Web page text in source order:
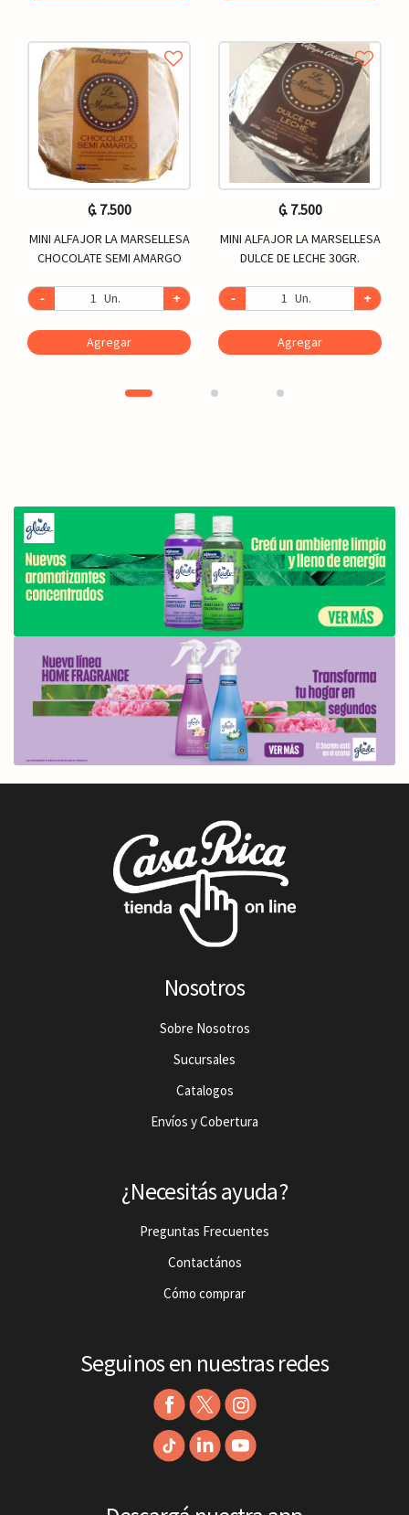
₲. 7.500
MINI ALFAJOR LA MARSELLESA
CHOCOLATE SEMI AMARGO
- Un. +
Agregar
₲. 7.500
MINI ALFAJOR LA MARSELLESA
DULCE DE LECHE 30GR.
- Un. +
Agregar
Nosotros
Sobre Nosotros
Sucursales
Catalogos
Envíos y Cobertura
¿Necesitás ayuda?
Preguntas Frecuentes
Contactános
Cómo comprar
Seguinos en nuestras redes